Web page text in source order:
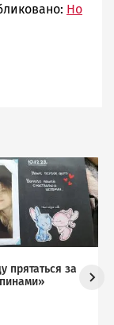
Но
прятаться за